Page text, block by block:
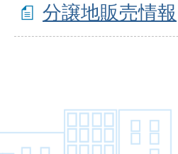
分譲地販売情報